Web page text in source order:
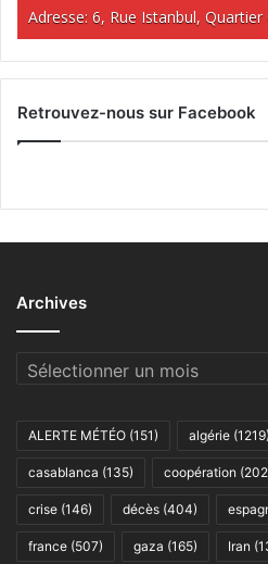
Adresse: 6, Rue Istanbul,
Retrouvez-nous sur Facebook
Archives
Archives
ALERTE MÉTÉO (151) algérie (1219)
casablanca (135) coopération
crise (146) décès (404)
france (507) gaza (165) Iran